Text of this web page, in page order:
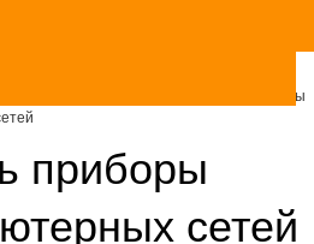
Измерительные приборы
приборы
сетей